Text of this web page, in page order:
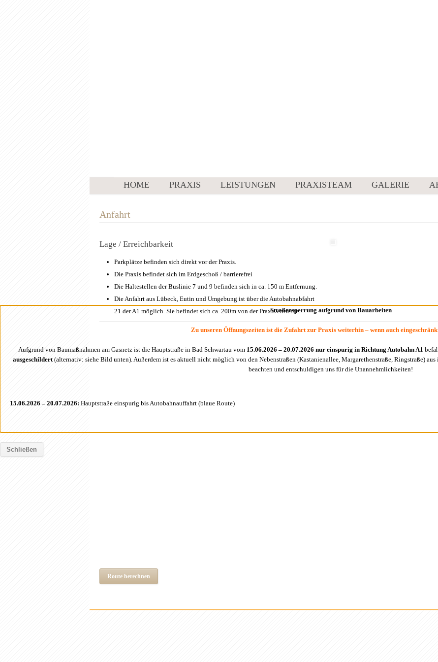
HOME PRAXIS LEISTUNGEN PRAXISTEAM GALERIE
Anfahrt
Lage / Erreichbarkeit
Parkplätze befinden sich direkt vor der Praxis.
Die Praxis befindet sich im Erdgeschoß / barrierefrei
Die Haltestellen der Buslinie 7 und 9 befinden sich in ca. 150 m Entfernung.
Die Anfahrt aus Lübeck, Eutin und Umgebung ist über die Autobahnabfahrt
21 der A1 möglich. Sie befindet sich ca. 200m von der Praxis entfernt.
Route berechnen
Straßensperrung aufgrund von Bauarbeiten
Zu unseren Öffnungszeiten ist die Zufahrt zur Praxis weiterhin – wenn auch
Aufgrund von Baumaßnahmen am Gasnetz ist die Hauptstraße in Bad Schwartau vom 15.06.2026 – 20.07.2026 nur einspurig in Richtung Autobahn A1
ausgeschildert(alternativ: siehe Bild unten). Außerdem ist es aktuell nicht möglich von den Nebenstraßen (Kastanienallee, Margarethenstraße, Ringstraße)
beachten und entschuldigen uns für die Unannehmlichkeiten!
15.06.2026 – 20.07.2026: Hauptstraße einspurig bis Autobahnauffahrt (blaue Route)
Schließen